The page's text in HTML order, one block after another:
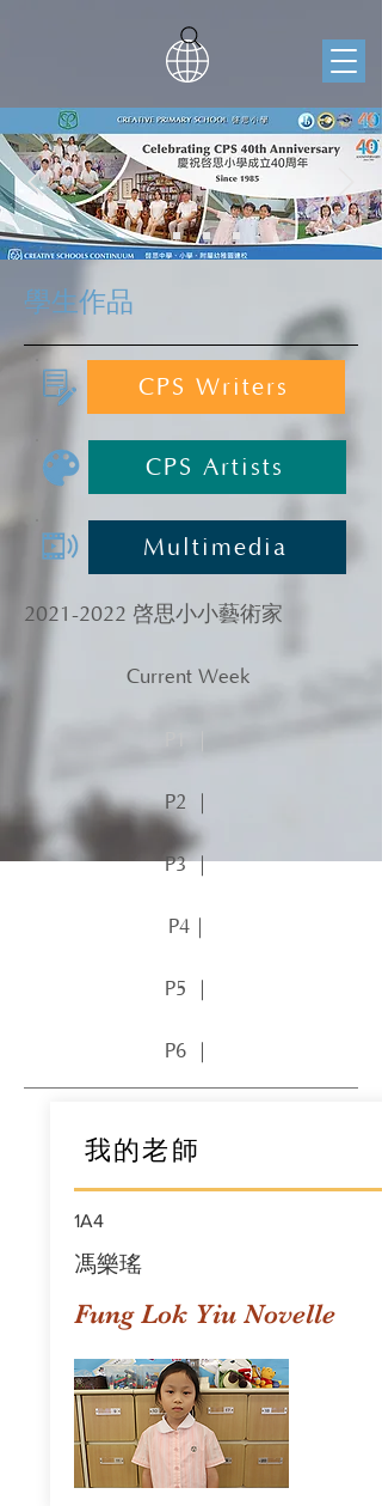
學生作品
CPS Writers
CPS Artists
Multimedia
2021-2022 啓思小小藝術家
Current Week
P2 ｜
P3 ｜
P4｜
P5 ｜
P6 ｜
我的老師
1A4
馮樂瑤
Fung Lok Yiu Novelle